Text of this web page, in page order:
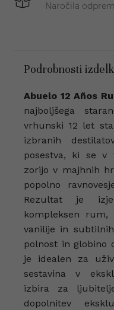
Naročila
Podrobnosti
Abuelo 12 Años
najboljšega
vrhunski 12 let
izbranih
posestva, ki se v
zorijo v majhnih
popolno
Rezultat je
kompleksen
vanilije in
polnost in globino
je idealen za
sestavina v
izbira za
dopolnitev